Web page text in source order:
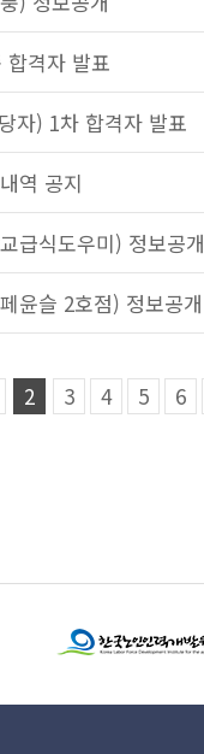
합격자 발표
자) 1차 합격자 발표
역 공지
급식도우미) 정보공개
윤슬 2호점) 정보공개
2 3 4 5 6